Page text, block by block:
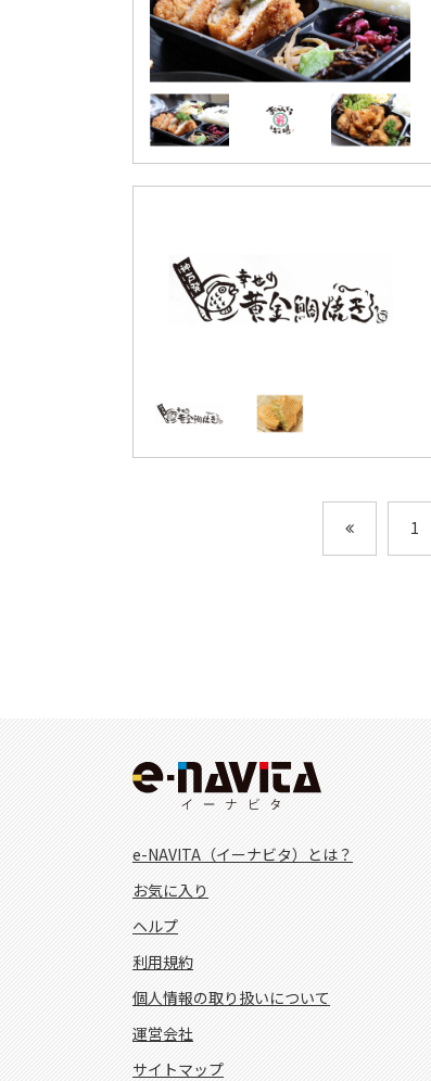
1
e-NAVITA（イーナビタ）とは？
お気に入り
ヘルプ
利用規約
個人情報の取り扱いについて
運営会社
サイトマップ